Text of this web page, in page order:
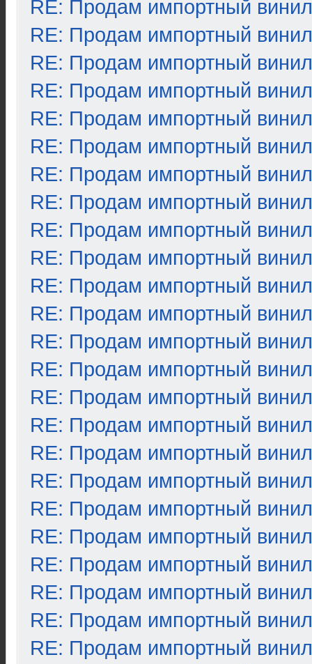
RE: Продам импортный винил
RE: Продам импортный винил
RE: Продам импортный винил
RE: Продам импортный винил
RE: Продам импортный винил
RE: Продам импортный винил
RE: Продам импортный винил
RE: Продам импортный винил
RE: Продам импортный винил
RE: Продам импортный винил
RE: Продам импортный винил
RE: Продам импортный винил
RE: Продам импортный винил
RE: Продам импортный винил
RE: Продам импортный винил
RE: Продам импортный винил
RE: Продам импортный винил
RE: Продам импортный винил
RE: Продам импортный винил
RE: Продам импортный винил
RE: Продам импортный винил
RE: Продам импортный винил
RE: Продам импортный винил
RE: Продам импортный винил